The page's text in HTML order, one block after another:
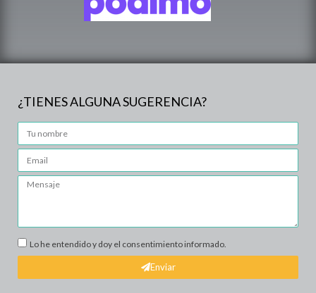
¿TIENES ALGUNA SUGERENCIA?
Lo he entendido y doy el consentimiento informado.
Enviar